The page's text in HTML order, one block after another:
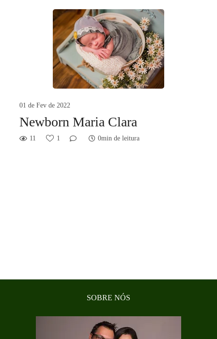
01 de Fev de 2022
Newborn Maria Clara
11 1 0min de leitura
SOBRE NÓS